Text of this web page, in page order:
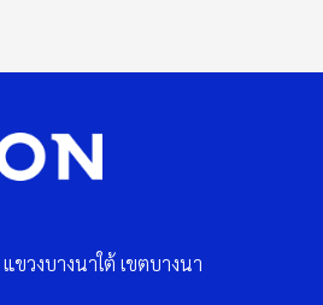
วงบางนาใต้ เขตบางนา